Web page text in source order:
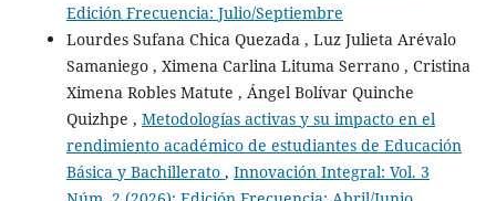
Edición Frecuencia: Julio/Septiembre
Lourdes Sufana Chica Quezada , Luz Julieta Arévalo
Samaniego , Ximena Carlina Lituma Serrano , Cristina
Ximena Robles Matute , Ángel Bolívar Quinche
Quizhpe , Metodologías activas y su impacto en el
rendimiento académico de estudiantes de Educación
Básica y Bachillerato , Innovación Integral: Vol. 3